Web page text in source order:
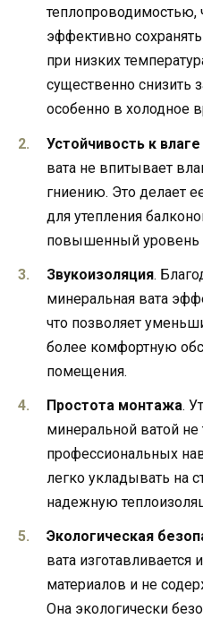
теплопроводимостью,
эффективно
при низких
существенно снизить
особенно в холодное
Устойчивость к
вата не впитывает
гниению. Это делает
для утепления
повышенный уровень
Звукоизоляция.
минеральная вата
что позволяет
более комфортную
помещения.
Простота монтажа.
минеральной ватой не
профессиональных
легко укладывать на
надежную
Экологическая
вата изготавливается
материалов и не
Она экологически